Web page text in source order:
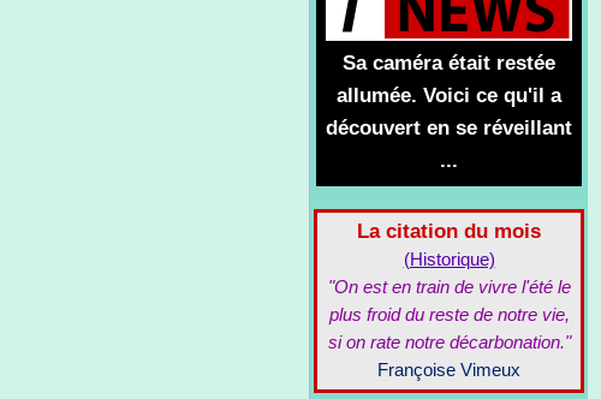
Sa caméra était restée
allumée. Voici ce qu'il a
découvert en se réveillant
...
La citation du mois
(Historique)
"On est en train de vivre l'été le
plus froid du reste de notre vie,
si on rate notre décarbonation."
Françoise Vimeux